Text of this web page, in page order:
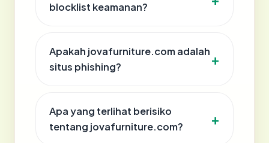
blocklist keamanan?
Apakah jovafurniture.com adalah
situs phishing?
Apa yang terlihat berisiko
tentang jovafurniture.com?